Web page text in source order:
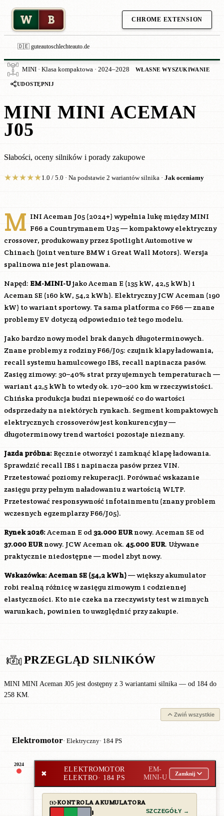
W B CHROME EXTENSION
🇩🇪 guteautoschlechteauto.de
MINI · Klasa kompaktowa · 2024–2028 WŁASNE WYSZUKIWANIE
UDOSTĘPNIJ
MINI MINI ACEMAN
J05
Słabości, oceny silników i porady zakupowe
★★★★★1.0 / 5.0 · Na podstawie 2 wariantów silnika · Jak oceniamy
M INI Aceman J05 (2024+) wypełnia lukę między MINI
F66 a Countrymanem U25 — kompaktowy elektryczny
crossover, produkowany przez Spotlight Automotive w
Chinach (joint venture BMW i Great Wall Motors). Wersja
spalinowa nie jest planowana.
Napęd: EM-MINI-Ujako Aceman E (135 kW, 42,5 kWh) i
Aceman SE (160 kW, 54,2 kWh). Elektryczny JCW Aceman (190
kW) to wariant sportowy. Ta sama platforma co F66 — znane
problemy EV dotyczą odpowiednio też tego modelu.
Jako bardzo nowy model brak danych długoterminowych.
Znane problemy z rodziny F66/J05: czujnik klapy ładowania,
recall systemu hamulcowego IBS, recall napinacza pasów.
Zasięg zimowy: 30–40% strat przy ujemnych temperaturach —
wariant 42,5 kWh to wtedy ok. 170–200 km w rzeczywistości.
Chińska produkcja budzi niepewność co do wartości
odsprzedaży na niektórych rynkach. Segment kompaktowych
elektrycznych crossoverów jest konkurencyjny —
długoterminowy trend wartości pozostaje nieznany.
Jazda próbna: Ręcznie otworzyć i zamknąć klapę ładowania.
Sprawdzić recall IBS i napinacza pasów przez VIN.
Przetestować poziomy rekuperacji. Porównać wskazanie
zasięgu przy pełnym naładowaniu z wartością WLTP.
Przetestować responsywność infotainmentu (znany problem
wczesnych egzemplarzy F66/J05).
Rynek 2026:Aceman E od32.000 EURnowy. Aceman SE od
37.000 EURnowy. JCW Aceman ok. 45.000 EUR. Używane
praktycznie niedostępne — model zbyt nowy.
Wskazówka: Aceman SE (54,2 kWh)— większy akumulator
robi realną różnicę w zasięgu zimowym i codziennej
elastyczności. Kto nie czeka na rzeczywisty test w zimnych
warunkach, powinien to uwzględnić przy zakupie.
PRZEGLĄD SILNIKÓW
MINI MINI Aceman J05 jest dostępny z 3 wariantami silnika — od 184 do
258 KM.
Zwiń wszystkie
Elektromotor· Elektryczny· 184 PS
2024
✖
ELEKTROMOTOR
ELEKTRO· 184 PS
EM-
MINI-U
Zamknij
KONTROLA AKUMULATORA
SZCZEGÓŁY →